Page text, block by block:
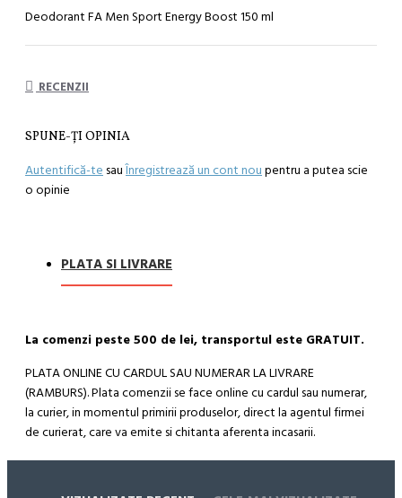
Deodorant FA Men Sport Energy Boost 150 ml
RECENZII
SPUNE-ŢI OPINIA
Autentifică-te sauÎnregistrează un cont nou pentru a putea scie
o opinie
PLATA SI LIVRARE
La comenzi peste 500 de lei, transportul este GRATUIT.
PLATA ONLINE CU CARDUL SAU NUMERAR LA LIVRARE
(RAMBURS). Plata comenzii se face online cu cardul sau numerar,
la curier, in momentul primirii produselor, direct la agentul firmei
de curierat, care va emite si chitanta aferenta incasarii.
Cum se face livrarea produselor: